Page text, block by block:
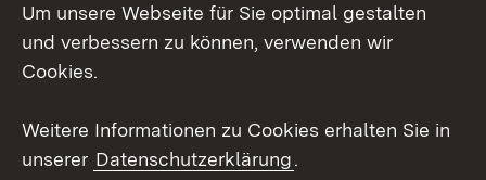
Mastodon
Youtube
Kontakt
Datenschutz
Um unsere Webseite für Sie optimal gestalten
und verbessern zu können, verwenden wir
Cookies.
Weitere Informationen zu Cookies erhalten Sie in
unserer Datenschutzerklärung.